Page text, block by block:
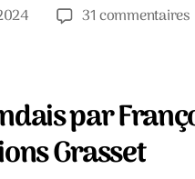
31 commentaires
par
Grasset